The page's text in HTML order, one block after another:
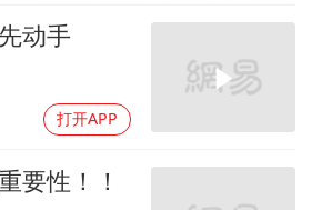
奋进开新局 实干挑大梁
动手
打开APP
要性！！